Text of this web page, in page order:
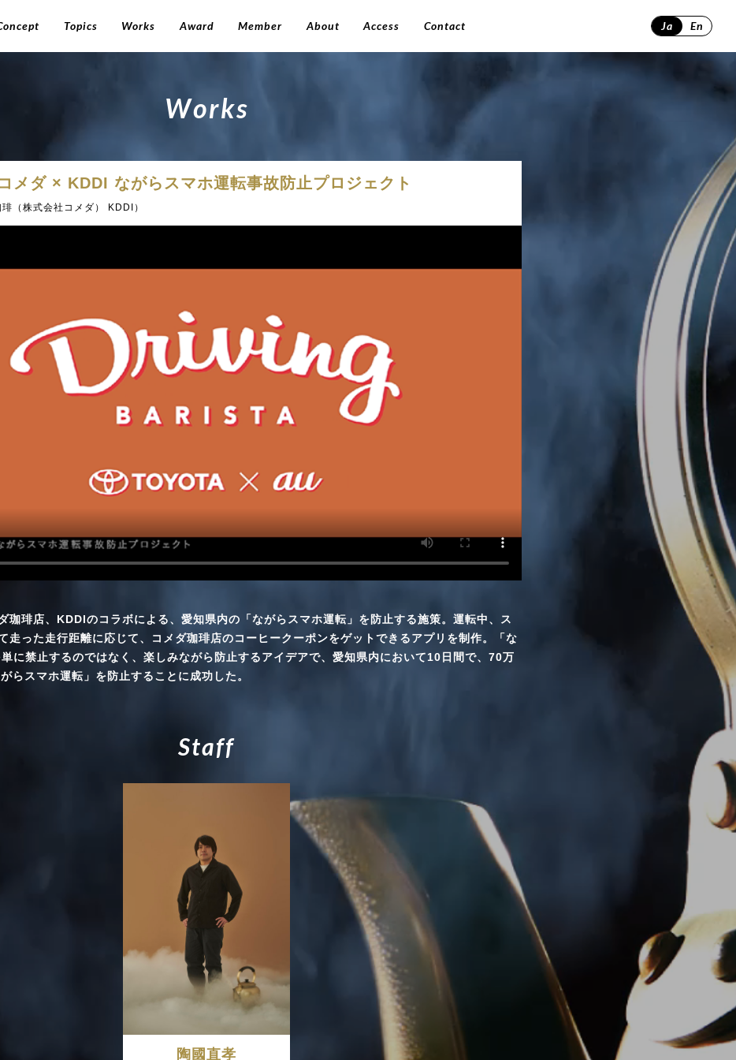
Topics Works Award Member About Access Contact Ja En
Works
メダ × KDDI ながらスマホ運転事故防止プロジェクト
琲（株式会社コメダ） KDDI）
珈琲店、KDDIのコラボによる、愛知県内の「ながらスマホ運転」を防止する施策。運転中、ス
走った走行距離に応じて、コメダ珈琲店のコーヒークーポンをゲットできるアプリを制作。「な
に禁止するのではなく、楽しみながら防止するアイデアで、愛知県内において10日間で、70万
らスマホ運転」を防止することに成功した。
Staff
陶國直孝